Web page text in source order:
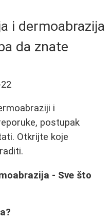
i dermoabrazija
da znate
i
postupak
Otkrijte koje
- Sve što